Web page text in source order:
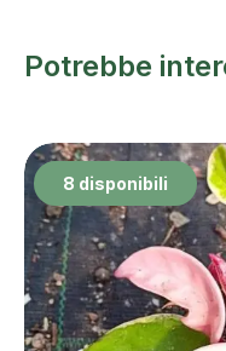
Potrebbe
8 disponibili